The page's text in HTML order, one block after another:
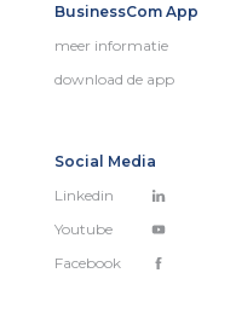
BusinessCom App
meer informatie
download de app
Social Media
Linkedin
Youtube
Facebook